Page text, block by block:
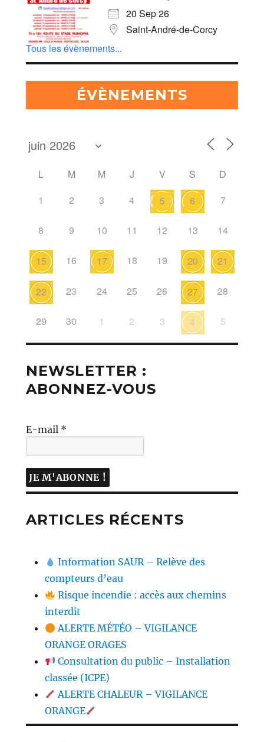
20 Sep 26
Saint-André-de-Corcy
Tous les évènements...
ÉVÈNEMENTS
L M M J V S
D
1
2 3 4 5 6 7
8 9 10 11 12 13 14
15 16 17 18 19 20 21
22 23 24 25 26 27 28
29 30 1 2 3 4 5
NEWSLETTER :
ABONNEZ-VOUS
E-mail *
ARTICLES RÉCENTS
Information SAUR – Relève des
compteurs d’eau
Risque incendie : accès aux chemins
interdit
ALERTE MÉTÉO – VIGILANCE
ORANGE ORAGES
Consultation du public – Installation
classée (ICPE)
ALERTE CHALEUR – VIGILANCE
ORANGE